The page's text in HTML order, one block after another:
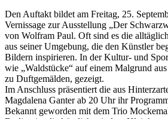
Den Auftakt bildet am Freitag, 25.
Vernissage zur Ausstellung „Der
von Wolfram Paul. Oft sind es die
aus seiner Umgebung, die den Künstler
Bildern inspirieren. In der Kultur- und
wie „Waldstücke“ auf einem Malgrund
zu Duftgemälden, gezeigt.
Im Anschluss präsentiert die aus
Magdalena Ganter ab 20 Uhr ihr
Bekannt geworden mit dem Trio